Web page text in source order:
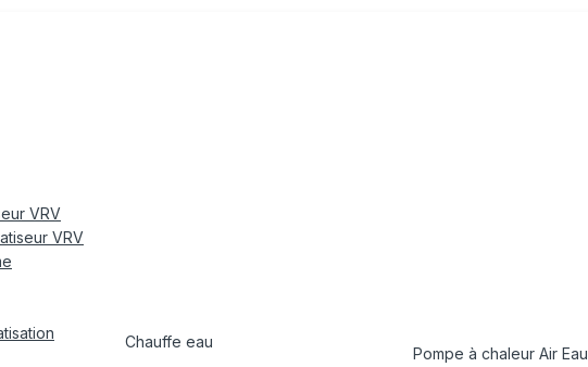
VRV
VRV
Chauffe eau
Pompe à chaleur Air Eau